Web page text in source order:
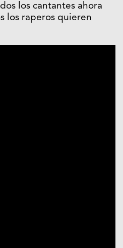
los cantantes ahora
los raperos quieren